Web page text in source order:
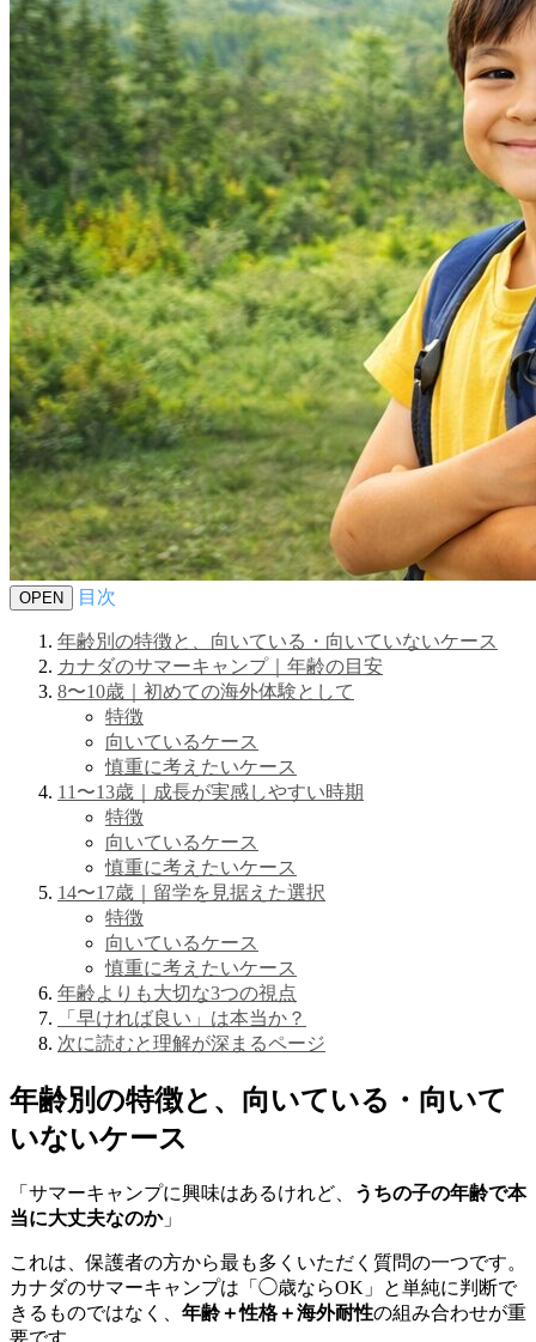
OPEN 目次
年齢別の特徴と、向いている・向いていないケース
カナダのサマーキャンプ｜年齢の目安
8〜10歳｜初めての海外体験として
特徴
向いているケース
慎重に考えたいケース
11〜13歳｜成長が実感しやすい時期
特徴
向いているケース
慎重に考えたいケース
14〜17歳｜留学を見据えた選択
特徴
向いているケース
慎重に考えたいケース
年齢よりも大切な3つの視点
「早ければ良い」は本当か？
次に読むと理解が深まるページ
年齢別の特徴と、向いている・向いて
いないケース
「サマーキャンプに興味はあるけれど、
うちの子の年齢で本
当に大丈夫なのか」
これは、保護者の方から最も多くいただく質問の一つです。
カナダのサマーキャンプは「◯歳ならOK」と単純に判断で
きるものではなく、 年齢＋性格＋海外耐性の組み合わせが重
要です。